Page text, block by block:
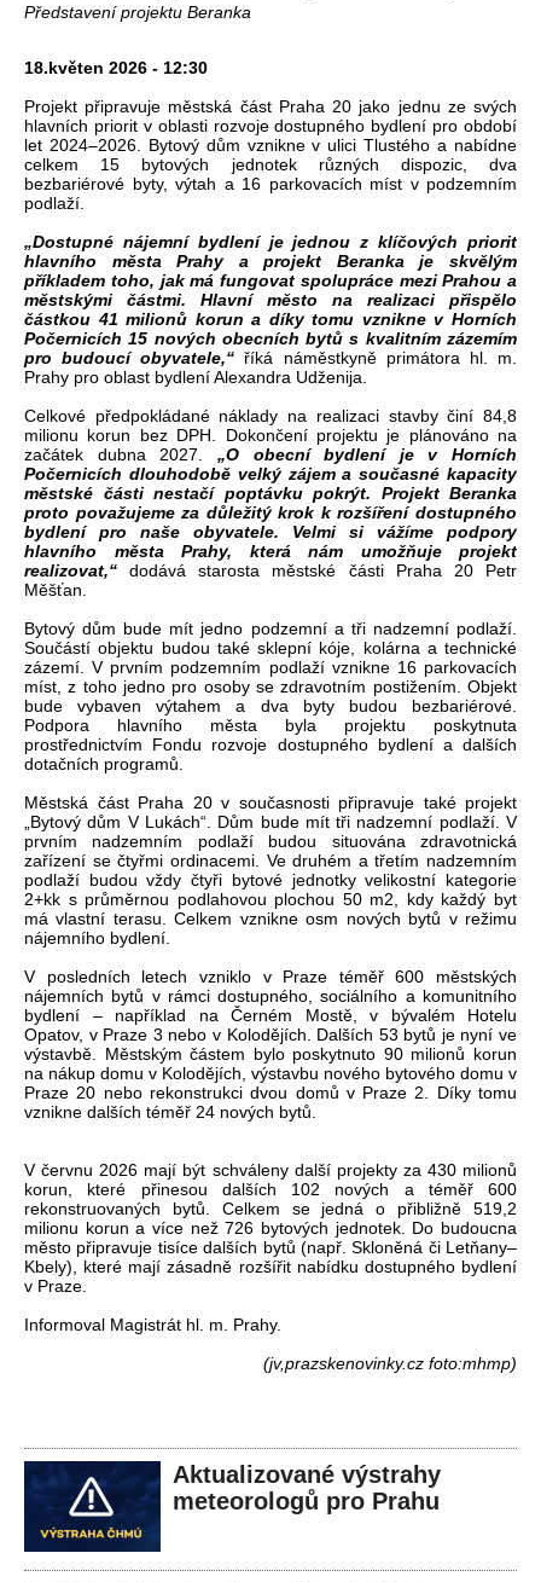
Představení projektu Beranka
18.květen 2026 - 12:30
Projekt připravuje městská část Praha 20 jako jednu ze svých
hlavních priorit v oblasti rozvoje dostupného bydlení pro období
let 2024–2026. Bytový dům vznikne v ulici Tlustého a nabídne
celkem 15 bytových jednotek různých dispozic, dva
bezbariérové byty, výtah a 16 parkovacích míst v podzemním
podlaží.
„Dostupné nájemní bydlení je jednou z klíčových priorit
hlavního města Prahy a projekt Beranka je skvělým
příkladem toho, jak má fungovat spolupráce mezi Prahou a
městskými částmi. Hlavní město na realizaci přispělo
částkou 41 milionů korun a díky tomu vznikne v Horních
Počernicích 15 nových obecních bytů s kvalitním zázemím
pro budoucí obyvatele,“říká náměstkyně primátora hl. m.
Prahy pro oblast bydlení Alexandra Udženija.
Celkové předpokládané náklady na realizaci stavby činí 84,8
milionu korun bez DPH. Dokončení projektu je plánováno na
začátek dubna 2027. „O obecní bydlení je v Horních
Počernicích dlouhodobě velký zájem a současné kapacity
městské části nestačí poptávku pokrýt. Projekt Beranka
proto považujeme za důležitý krok k rozšíření dostupného
bydlení pro naše obyvatele. Velmi si vážíme podpory
hlavního města Prahy, která nám umožňuje projekt
realizovat,“dodává starosta městské části Praha 20 Petr
Měšťan.
Bytový dům bude mít jedno podzemní a tři nadzemní podlaží.
Součástí objektu budou také sklepní kóje, kolárna a technické
zázemí. V prvním podzemním podlaží vznikne 16 parkovacích
míst, z toho jedno pro osoby se zdravotním postižením. Objekt
bude vybaven výtahem a dva byty budou bezbariérové.
Podpora hlavního města byla projektu poskytnuta
prostřednictvím Fondu rozvoje dostupného bydlení a dalších
dotačních programů.
Městská část Praha 20 v současnosti připravuje také projekt
„Bytový dům V Lukách“. Dům bude mít tři nadzemní podlaží. V
prvním nadzemním podlaží budou situována zdravotnická
zařízení se čtyřmi ordinacemi. Ve druhém a třetím nadzemním
podlaží budou vždy čtyři bytové jednotky velikostní kategorie
2+kk s průměrnou podlahovou plochou 50 m2, kdy každý byt
má vlastní terasu. Celkem vznikne osm nových bytů v režimu
nájemního bydlení.
V posledních letech vzniklo v Praze téměř 600 městských
nájemních bytů v rámci dostupného, sociálního a komunitního
bydlení – například na Černém Mostě, v bývalém Hotelu
Opatov, v Praze 3 nebo v Kolodějích. Dalších 53 bytů je nyní ve
výstavbě. Městským částem bylo poskytnuto 90 milionů korun
na nákup domu v Kolodějích, výstavbu nového bytového domu v
Praze 20 nebo rekonstrukci dvou domů v Praze 2. Díky tomu
vznikne dalších téměř 24 nových bytů.
V červnu 2026 mají být schváleny další projekty za 430 milionů
korun, které přinesou dalších 102 nových a téměř 600
rekonstruovaných bytů. Celkem se jedná o přibližně 519,2
milionu korun a více než 726 bytových jednotek. Do budoucna
město připravuje tisíce dalších bytů (např. Skloněná či Letňany–
Kbely), které mají zásadně rozšířit nabídku dostupného bydlení
v Praze.
Informoval Magistrát hl. m. Prahy.
(jv,prazskenovinky.cz foto:mhmp)
Aktualizované výstrahy
meteorologů pro Prahu